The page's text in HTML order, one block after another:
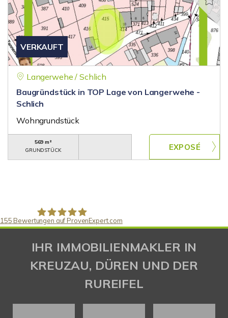
VERKAUFT
Langerwehe / Schlich
Baugründstück in TOP Lage von Langerwehe -
Schlich
Wohngrundstück
569 m²
GRUNDSTÜCK
Gaspar Immobilienberatung
155 Bewertungen auf ProvenExpert.com
IHR IMMOBILIENMAKLER IN
KREUZAU, DÜREN UND DER
RUREIFEL